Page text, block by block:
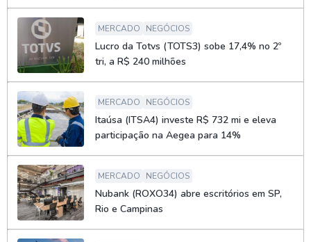
MERCADO NEGÓCIOS
Lucro da Totvs (TOTS3) sobe 17,4% no 2º
tri, a R$ 240 milhões
MERCADO NEGÓCIOS
Itaúsa (ITSA4) investe R$ 732 mi e eleva
participação na Aegea para 14%
MERCADO NEGÓCIOS
Nubank (ROXO34) abre escritórios em SP,
Rio e Campinas